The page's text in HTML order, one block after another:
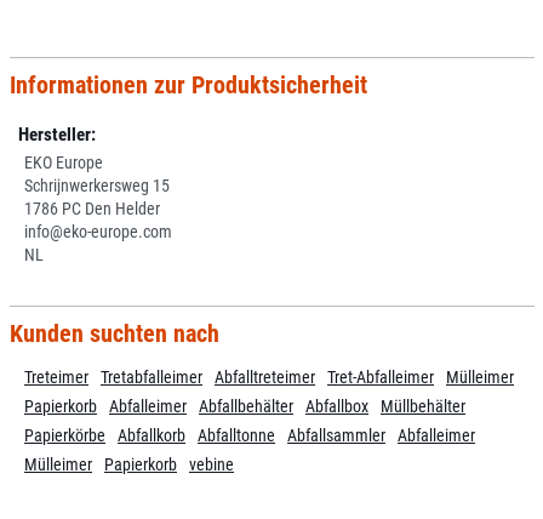
Informationen zur Produktsicherheit
Hersteller:
EKO Europe
Schrijnwerkersweg 15
1786 PC Den Helder
info@eko-europe.com
NL
Kunden suchten nach
Treteimer Tretabfalleimer Abfalltreteimer Tret-Abfalleimer
Mülleimer
Papierkorb
Abfalleimer Abfallbehälter Abfallbox
Müllbehälter
Papierkörbe
Abfallkorb Abfalltonne Abfallsammler
Abfalleimer
Mülleimer
Papierkorb vebine